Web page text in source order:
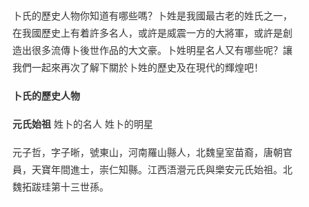
卜氏的歷史人物你知道有哪些嗎？卜姓是我國最古老的姓氏之一，
在我國歷史上有着許多名人，或許是威震一方的大將軍，或許是創
造出很多流傳卜後世作品的大文豪。卜姓明星名人又有哪些呢？讓
我們一起來再次了解下關於卜姓的歷史及在現代的輝煌吧！
卜氏的歷史人物
元氏始祖 姓卜的名人 姓卜的明星
元子哲，字子晰，號東山，河南羅山縣人，北魏皇室苗裔，唐朝官
員，天寶年間進士，崇仁知縣。江西浯瀯元氏與樂安元氏始祖。北
魏拓跋珪第十三世孫。